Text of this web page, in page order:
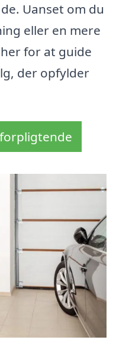
Uanset om du
eller en mere
for at guide
der opfylder